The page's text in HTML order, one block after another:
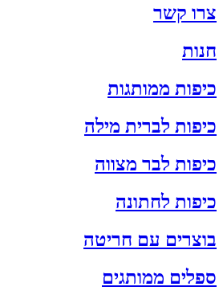
צרו קשר
חנות
כיפות ממותגות
כיפות לברית מילה
כיפות לבר מצווה
כיפות לחתונה
בוצרים עם חריטה
ספלים ממותגים